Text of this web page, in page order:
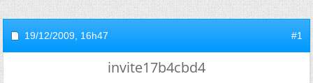
19/12/2009, 16h47 #1
invite17b4cbd4